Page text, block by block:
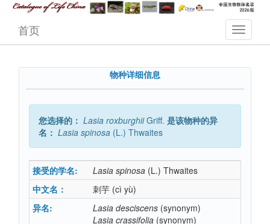
首页
物种详细信息
您选择的： Lasia roxburghii Griff. 是该物种的异
名： Lasia spinosa (L.) Thwaites
接受的学名: Lasia spinosa (L.) Thwaites
中文名：
刺芋 (cì yù)
异名:
Lasia desciscens (synonym)
Lasia crassifolia (synonym)